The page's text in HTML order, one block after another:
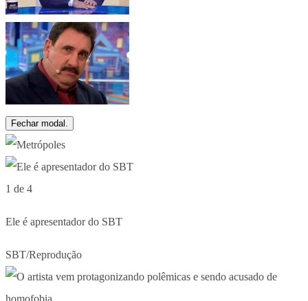
Fechar modal.
1 de 4
Ele é apresentador do SBT
SBT/Reprodução